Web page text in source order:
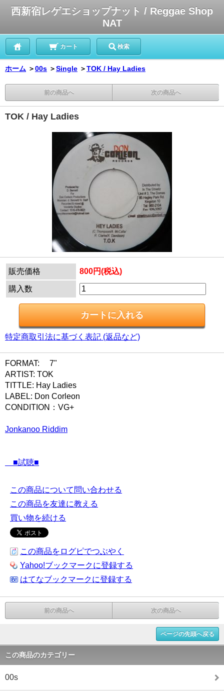
西新宿レゲエショップナット / Reggae Shop
NAT
カート 検索
ホーム ＞00s ＞Single ＞TOK / Hay Ladies
前の商品へ 次の商品へ
TOK / Hay Ladies
販売価格 800円(税込)
購入数
特定商取引法に基づく表記 (返品など)
FORMAT: 7"
ARTIST: TOK
TITTLE: Hay Ladies
LABEL: Don Corleon
CONDITION：VG+
Jonkanoo Riddim
■試聴■
この商品について問い合わせる
この商品を友達に教える
買い物を続ける
この商品をログピでつぶやく
Yahoo!ブックマークに登録する
はてなブックマークに登録する
前の商品へ 次の商品へ
ページの先頭へ戻る
この商品のカテゴリー
00s